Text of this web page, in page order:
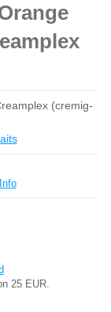
(cremig-
Info
25 EUR.